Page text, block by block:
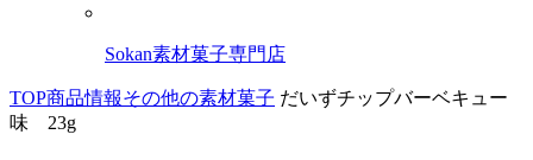
Sokan素材菓子専門店
TOP商品情報その他の素材菓子 だいずチップバーベキュー
味 23g